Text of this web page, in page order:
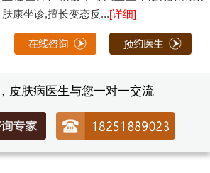
肤康坐诊,擅长变态反...[详细]
皮肤病医生与您一对一交流